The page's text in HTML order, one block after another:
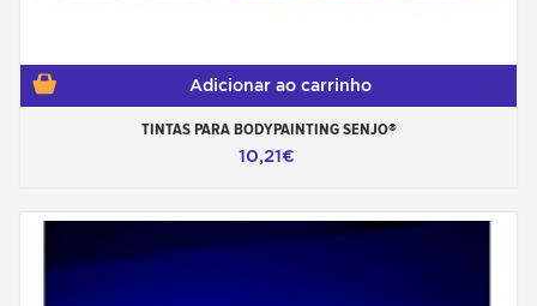
Adicionar ao carrinho
TINTAS PARA BODYPAINTING SENJO®
10,21€